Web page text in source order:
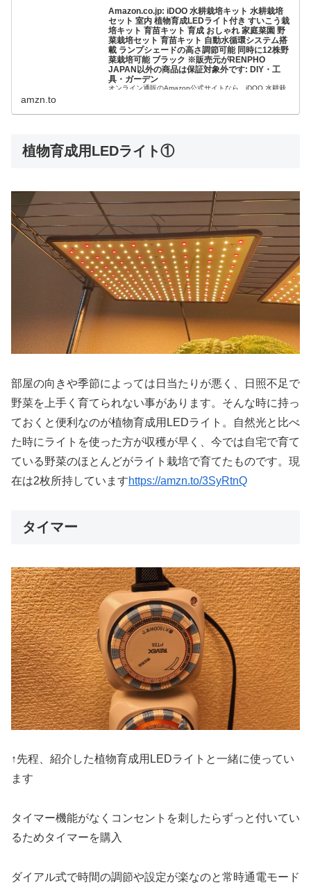
Amazon.co.jp: iDOO 水耕栽培キット 水耕栽培
セット 室内 植物育成LEDライト付き すいこう栽
培キット 育苗キット 育成 おしゃれ 家庭菜園 野
菜栽培セット 育苗キット 自動水循環システム搭
載 ランプシェードの高さ調節可能 同時に12株野
菜栽培可能 ブラック ※販売元がRENPHO
JAPAN以外の商品は保証対象外です: DIY・工
具・ガーデン
オンライン通販のAmazon公式サイトなら、iDOO 水耕栽
amzn.to
植物育成用LEDライト①
部屋の向きや季節によっては日当たりが悪く、日照不足で
野菜を上手く育てられない事があります。そんな時に持っ
ておくと便利なのが植物育成用LEDライト。自然光と比べ
た時にライトを使った方が収穫が早く、今では自宅で育て
ている野菜のほとんどがライト栽培で育てたものです。現
在は2枚所持していますhttps://amzn.to/3SyRtnQ
タイマー
↑先程、紹介した植物育成用LEDライトと一緒に使ってい
ます
タイマー機能がなくコンセントを刺したらずっと付いてい
るためタイマーを購入
ダイアル式で時間の調節や設定が楽なのと常時通電モード